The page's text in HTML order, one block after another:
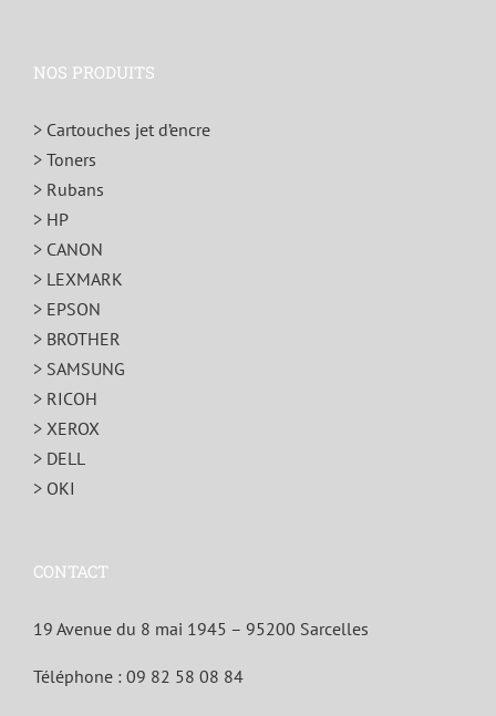
NOS PRODUITS
> Cartouches jet d’encre
> Toners
> Rubans
> HP
> CANON
> LEXMARK
> EPSON
> BROTHER
> SAMSUNG
> RICOH
> XEROX
> DELL
> OKI
CONTACT
19 Avenue du 8 mai 1945 – 95200 Sarcelles
Téléphone : 09 82 58 08 84